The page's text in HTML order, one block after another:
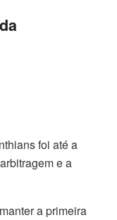
foi até a
e a
a primeira